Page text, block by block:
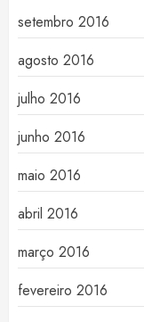
setembro 2016
agosto 2016
julho 2016
junho 2016
maio 2016
abril 2016
março 2016
fevereiro 2016